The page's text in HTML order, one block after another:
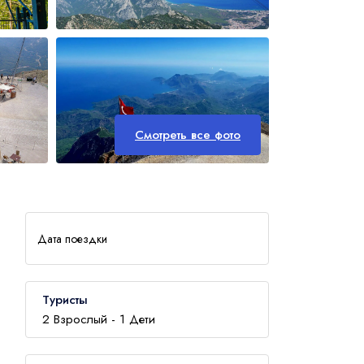
Смотреть все фото
Дата поездки
Туристы
2 Взрослый - 1 Дети
VIP-тур
Отправить